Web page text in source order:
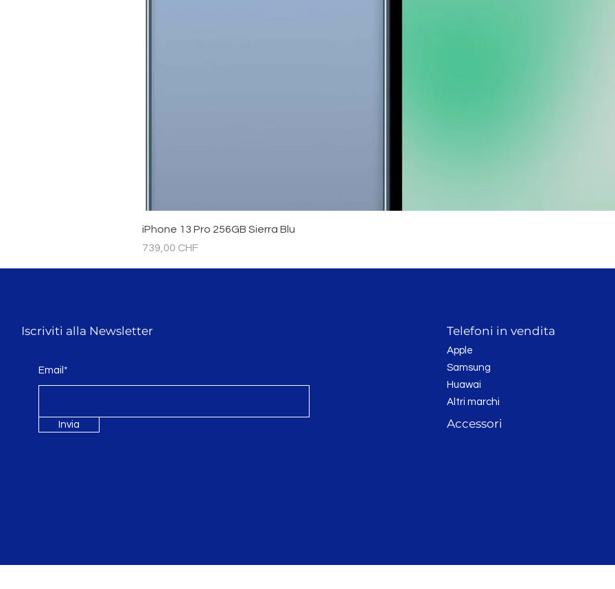
iPhone 13 Pro 256GB Sierra Blu
Prezzo
739,00 CHF
Iscriviti alla Newsletter
Email*
Invia
Telefoni in vendita
Apple
Samsung
Huawai
Altri marchi
Accessori